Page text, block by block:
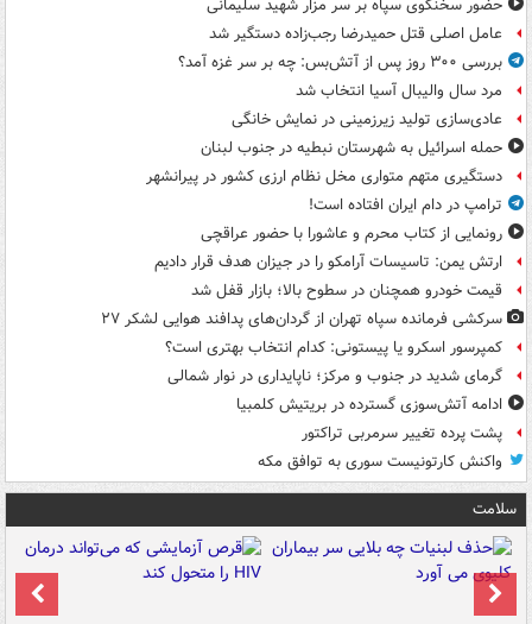
حضور سخنگوی سپاه بر سر مزار شهید سلیمانی
عامل اصلی قتل حمیدرضا رجب‌زاده دستگیر شد
بررسی ۳۰۰ روز پس از آتش‌بس: چه بر سر غزه آمد؟
مرد سال والیبال آسیا انتخاب شد
عادی‌سازی تولید زیرزمینی در نمایش خانگی
حمله اسرائیل به شهرستان نبطیه در جنوب لبنان
دستگیری متهم متواری مخل نظام ارزی کشور در پیرانشهر
ترامپ در دام ایران افتاده است!
رونمایی از کتاب محرم و عاشورا با حضور عراقچی
ارتش یمن: تاسیسات آرامکو را در جیزان هدف قرار دادیم
قیمت خودرو همچنان در سطوح بالا؛ بازار قفل شد
سرکشی فرمانده سپاه تهران از گردان‌های پدافند هوایی لشکر ۲۷
کمپرسور اسکرو یا پیستونی: کدام انتخاب بهتری است؟
گرمای شدید در جنوب و مرکز؛ ناپایداری در نوار شمالی
ادامه آتش‌سوزی گسترده در بریتیش کلمبیا
پشت پرده تغییر سرمربی تراکتور
واکنش کارتونیست سوری به توافق مکه
سلامت